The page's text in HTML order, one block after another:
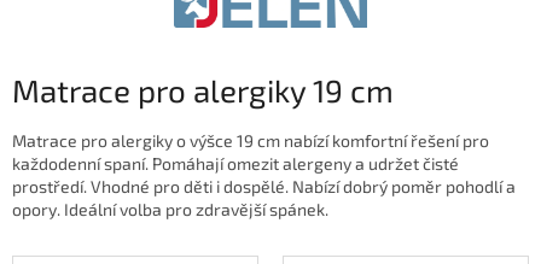
Matrace pro alergiky 19 cm
Matrace pro alergiky o výšce 19 cm nabízí komfortní řešení pro
každodenní spaní. Pomáhají omezit alergeny a udržet čisté
prostředí. Vhodné pro děti i dospělé. Nabízí dobrý poměr pohodlí a
opory. Ideální volba pro zdravější spánek.